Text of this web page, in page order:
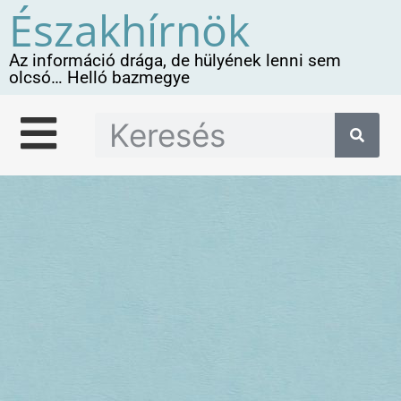
Északhírnök
Az információ drága, de hülyének lenni sem
olcsó… Helló bazmegye